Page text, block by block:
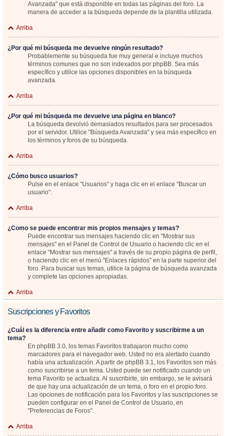
Avanzada" que está disponible en todas las páginas del foro. La
manera de acceder a la búsqueda depende de la plantilla utilizada.
Arriba
¿Por qué mi búsqueda me devuelve ningún resultado?
Probablemente su búsqueda fue muy general e incluye muchos
términos comunes que no son indexados por phpBB. Sea más
específico y utilice las opciones disponibles en la búsqueda
avanzada.
Arriba
¿Por qué mi búsqueda me devuelve una página en blanco?
La búsqueda devolvió demasiados resultados para ser procesados
por el servidor. Utilice "Búsqueda Avanzada" y sea más específico en
los términos y foros de su búsqueda.
Arriba
¿Cómo busco usuarios?
Pulse en el enlace "Usuarios" y haga clic en el enlace "Buscar un
usuario".
Arriba
¿Como se puede encontrar mis propios mensajes y temas?
Puede encontrar sus mensajes haciendo clic en "Mostrar sus
mensajes" en el Panel de Control de Usuario o haciendo clic en el
enlace "Mostrar sus mensajes" a través de su propio página de perfil,
o haciendo clic en el menú "Enlaces rápidos" en la parte superior del
foro. Para buscar sus temas, utilice la página de búsqueda avanzada
y complete las opciones apropiadas.
Arriba
Suscripciones y Favoritos
¿Cuál es la diferencia entre añadir como Favorito y suscribirme a un
tema?
En phpBB 3.0, los temas Favoritos trabajaron mucho como
marcadores para el navegador web. Usted no era alertado cuando
había una actualización. A partir de phpBB 3.1, los Favoritos son más
como suscribirse a un tema. Usted puede ser notificado cuando un
tema Favorito se actualiza. Al suscribirte, sin embargo, se le avisará
de que hay una actualización de un tema, o foro en el propio foro.
Las opciones de notificación para los Favoritos y las suscripciones se
pueden configurar en el Panel de Control de Usuario, en
"Preferencias de Foros".
Arriba